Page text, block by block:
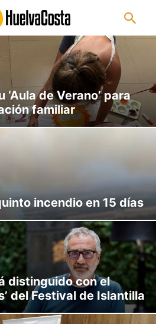
de Verano’ para
familiar
incendio en 15 días
distinguido con el
del Festival de Islantilla